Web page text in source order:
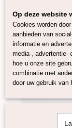
Home>Vilten>
Op deze website
Cookies worden
aanbieden van
informatie en
media-, advertentie-
hoe u onze site
combinatie met
door uw gebruik van